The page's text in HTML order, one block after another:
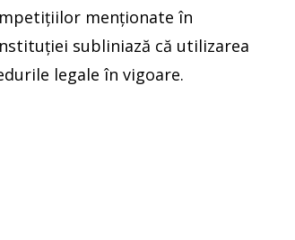
menționate în
subliniază că utilizarea
legale în vigoare.